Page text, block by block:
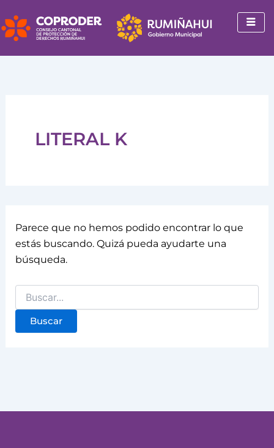
al
contenido
LITERAL K
Parece que no hemos podido encontrar lo que
estás buscando. Quizá pueda ayudarte una
búsqueda.
por: